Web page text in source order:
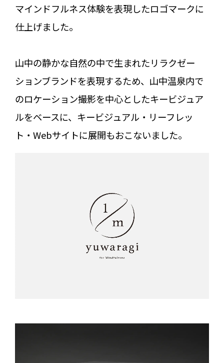
マインドフルネス体験を表現したロゴマークに
仕上げました。
山中の静かな自然の中で生まれたリラクゼー
ションブランドを表現するため、山中温泉内で
のロケーション撮影を中心としたキービジュア
ルをベースに、キービジュアル・リーフレッ
ト・Webサイトに展開もおこないました。